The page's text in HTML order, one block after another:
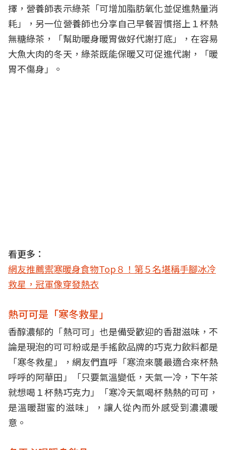
擇，營養師表示綠茶「可增加脂肪氧化並促進熱量消
耗」，另一位營養師也分享自己早餐習慣搭上１杯熱
無糖綠茶，「幫助暖身暖胃做好代謝打底」，在容易
大魚大肉的冬天，綠茶既能保暖又可促進代謝，「暖
胃不傷身」。
看更多：
網友推薦禦寒暖身食物Top８！第５名堪稱手腳冰冷
救星，冠軍像穿發熱衣
熱可可是「寒冬救星」
香醇濃郁的「熱可可」也是備受歡迎的香甜滋味，不
論是現泡的可可粉或是手搖飲品牌的巧克力飲料都是
「寒冬救星」，網友們直呼「寒流來襲最適合來杯熱
呼呼的阿華田」「只要氣溫變低，天氣一冷，下午茶
就想喝１杯熱巧克力」「寒冷天氣喝杯熱熱的可可，
是溫暖甜蜜的滋味」，讓人從內而外感受到濃濃暖
意。